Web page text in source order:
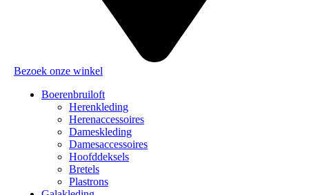
Bezoek onze winkel
Boerenbruiloft
Herenkleding
Herenaccessoires
Dameskleding
Damesaccessoires
Hoofddeksels
Bretels
Plastrons